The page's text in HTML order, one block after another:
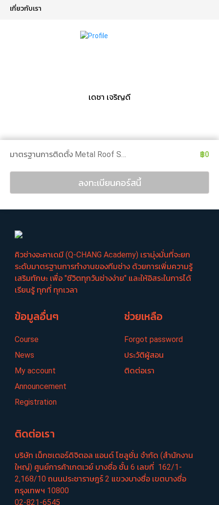
เกี่ยวกับเรา
เดชา เจริญดี
฿0
มาตรฐานการติดตั้ง Metal Roof SCG
ลงทะเบียนคอร์สนี้
คิวช่างอะคาเดมี (Q-CHANG Academy) เรามุ่งมั่นที่จะยก
ระดับมาตรฐานการทำงานของทีมช่าง ด้วยการเพิ่มความรู้
เสริมทักษะ เพื่อ "ชีวิตทุกวันช่างง่าย" และให้อิสระในการได้
เรียนรู้ ทุกที่ ทุกเวลา
ข้อมูลอื่นๆ
Course
News
My account
Announcement
Registration
ช่วยเหลือ
Forgot password
ประวัติผู้สอน
ติดต่อเรา
ติดต่อเรา
บริษัท เน็กซเตอร์​ดิจิตอล แอนด์ โซลูชั่น จำกัด (สำนักงาน
ใหญ่) ศูนย์​การค้าเกตเวย์​ บางซื่อ​ ชั้น​ 6​ เลขที่ ​ 162/1-
2,168/10 ถนนประชา​ราษฎร์​ 2 แขวงบางซื่อ​ เขตบางซื่อ​
กรุงเทพฯ 10800
02-821-6545